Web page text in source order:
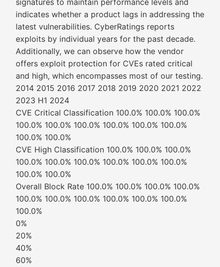
signatures to maintain performance levels and
indicates whether a product lags in addressing the
latest vulnerabilities. CyberRatings reports
exploits by individual years for the past decade.
Additionally, we can observe how the vendor
offers exploit protection for CVEs rated critical
and high, which encompasses most of our testing.
2014 2015 2016 2017 2018 2019 2020 2021 2022
2023 H1 2024
CVE Critical Classification 100.0% 100.0% 100.0%
100.0% 100.0% 100.0% 100.0% 100.0% 100.0%
100.0% 100.0%
CVE High Classification 100.0% 100.0% 100.0%
100.0% 100.0% 100.0% 100.0% 100.0% 100.0%
100.0% 100.0%
Overall Block Rate 100.0% 100.0% 100.0% 100.0%
100.0% 100.0% 100.0% 100.0% 100.0% 100.0%
100.0%
0%
20%
40%
60%